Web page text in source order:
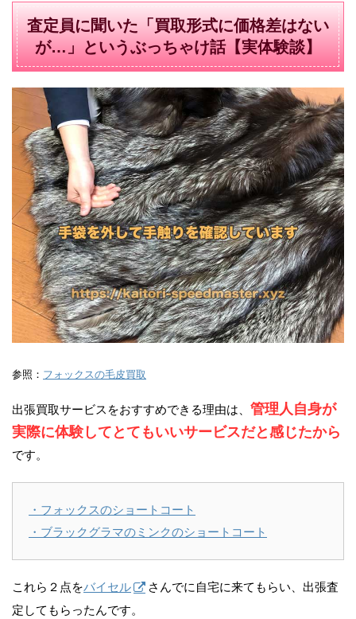
査定員に聞いた「買取形式に価格差はない
が…」というぶっちゃけ話【実体験談】
参照： フォックスの毛皮買取
出張買取サービスをおすすめできる理由は、 管理人自身が
実際に体験してとてもいいサービスだと感じたから
です。
・フォックスのショートコート
・ブラックグラマのミンクのショートコート
これら２点をバイセル
さんでに自宅に来てもらい、出張査
定してもらったんです。